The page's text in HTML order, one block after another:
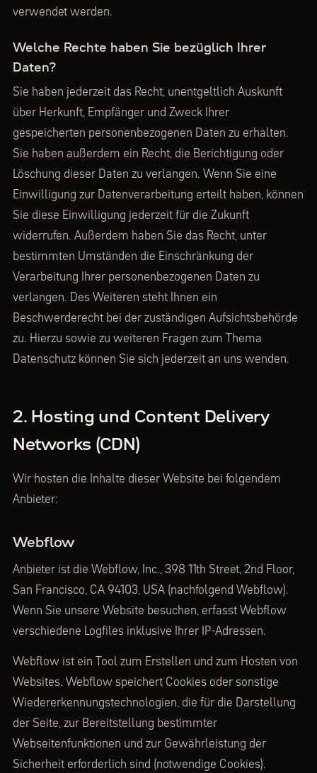
verwendet werden.
Welche Rechte haben Sie bezüglich Ihrer
Daten?
Sie haben jederzeit das Recht, unentgeltlich Auskunft
über Herkunft, Empfänger und Zweck Ihrer
gespeicherten personenbezogenen Daten zu erhalten.
Sie haben außerdem ein Recht, die Berichtigung oder
Löschung dieser Daten zu verlangen. Wenn Sie eine
Einwilligung zur Datenverarbeitung erteilt haben, können
Sie diese Einwilligung jederzeit für die Zukunft
widerrufen. Außerdem haben Sie das Recht, unter
bestimmten Umständen die Einschränkung der
Verarbeitung Ihrer personenbezogenen Daten zu
verlangen. Des Weiteren steht Ihnen ein
Beschwerderecht bei der zuständigen Aufsichtsbehörde
zu. Hierzu sowie zu weiteren Fragen zum Thema
Datenschutz können Sie sich jederzeit an uns wenden.
2. Hosting und Content Delivery
Networks (CDN)
Wir hosten die Inhalte dieser Website bei folgendem
Anbieter:
Webflow
Anbieter ist die Webflow, Inc., 398 11th Street, 2nd Floor,
San Francisco, CA 94103, USA (nachfolgend Webflow).
Wenn Sie unsere Website besuchen, erfasst Webflow
verschiedene Logfiles inklusive Ihrer IP-Adressen.
Webflow ist ein Tool zum Erstellen und zum Hosten von
Websites. Webflow speichert Cookies oder sonstige
Wiedererkennungstechnologien, die für die Darstellung
der Seite, zur Bereitstellung bestimmter
Webseitenfunktionen und zur Gewährleistung der
Sicherheit erforderlich sind (notwendige Cookies).